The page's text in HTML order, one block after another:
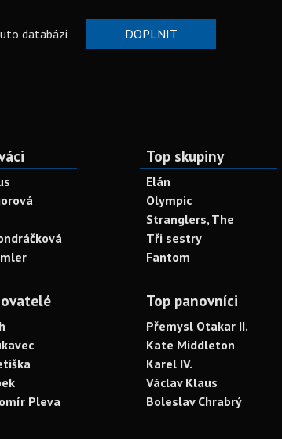
databázi DOPLNIT
Top skupiny
Elán
Olympic
Stranglers, The
Tři sestry
Fantom
Pleva
Top panovníci
Přemysl Otakar II.
Kate Middleton
Karel IV.
Václav Klaus
Boleslav Chrabrý